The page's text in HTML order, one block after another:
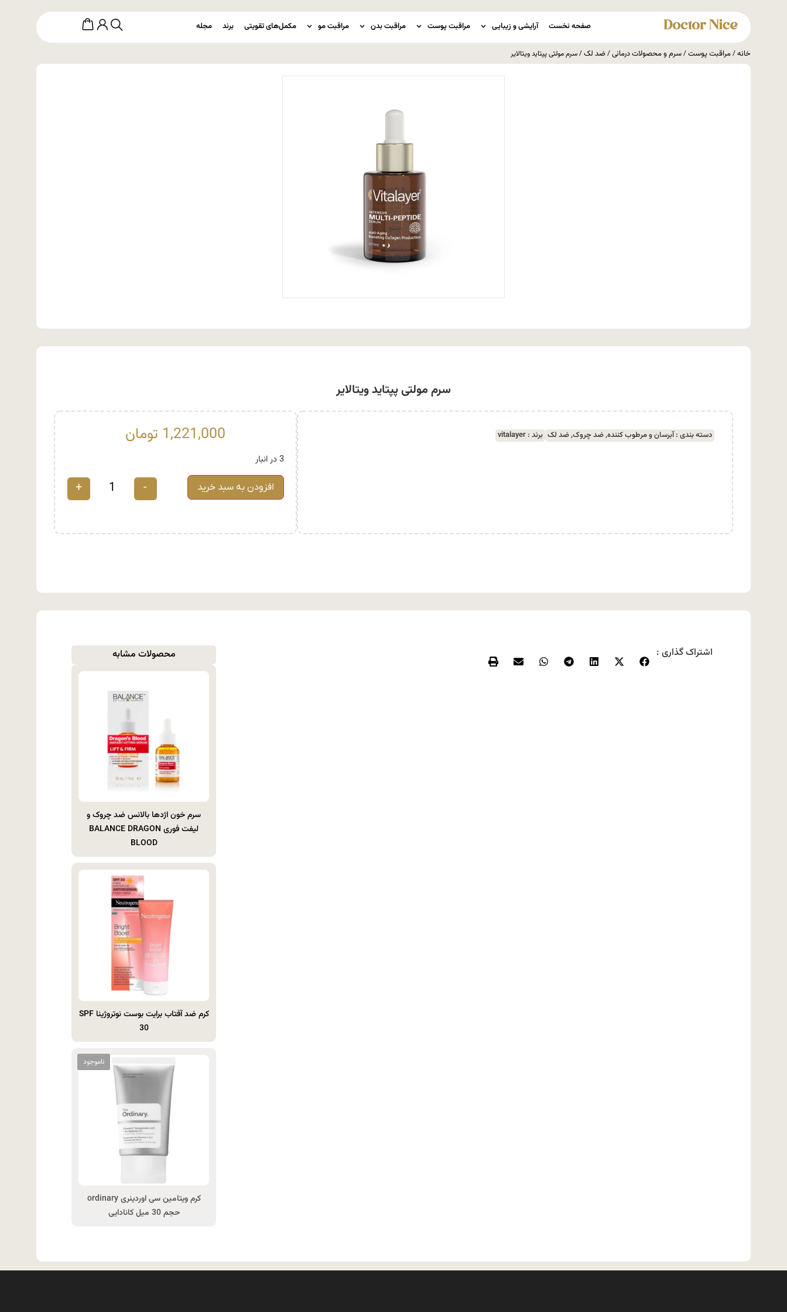
صفحه نخست آرایشی و زیبایی مراقبت پوست مراقبت بدن مراقبت مو مکمل‌های تقویتی برند مجله
خانه/مراقبت پوست/سرم و محصولات درمانی/ضد لک/ سرم مولتی پپتاید ویتالایر
سرم مولتی پپتاید ویتالایر
دسته بندی :آبرسان و مرطوب کننده,ضد چروک,ضد لک برند : vitalayer
1,221,000 تومان
3 در انبار
-
+ افزودن به سبد خرید
اشتراک گذاری : محصولات مشابه
سرم خون اژدها بالانس ضد چروک و
لیفت فوری BALANCE DRAGON
BLOOD
کرم ضد آفتاب برایت بوست نوتروژینا SPF
30
کرم ویتامین سی اوردینری ordinary
حجم 30 میل کانادایی